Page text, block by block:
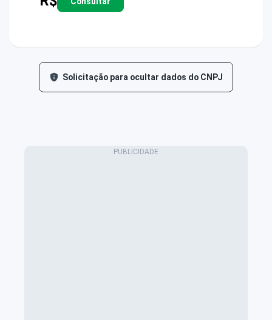
Solicitação para ocultar dados do CNPJ